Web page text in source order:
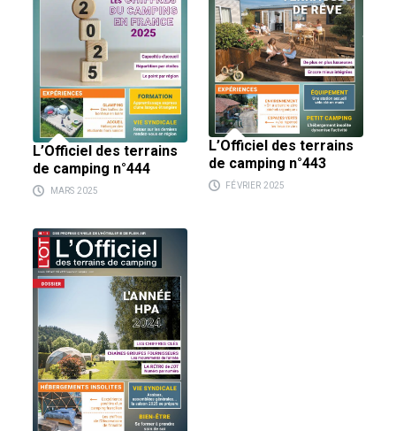
L’Officiel des terrains
de camping n°444
MARS 2025
L’Officiel des terrains
de camping n°443
FÉVRIER 2025